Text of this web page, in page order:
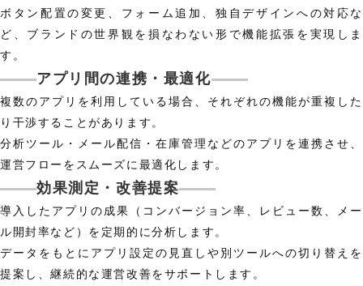
ボタン配置の変更、フォーム追加、独自デザインへの対応な
ど、ブランドの世界観を損なわない形で機能拡張を実現しま
す。
アプリ間の連携・最適化
複数のアプリを利用している場合、それぞれの機能が重複した
り干渉することがあります。
分析ツール・メール配信・在庫管理などのアプリを連携させ、
運営フローをスムーズに最適化します。
効果測定・改善提案
導入したアプリの成果（コンバージョン率、レビュー数、メー
ル開封率など）を定期的に分析します。
データをもとにアプリ設定の見直しや別ツールへの切り替えを
提案し、継続的な運営改善をサポートします。